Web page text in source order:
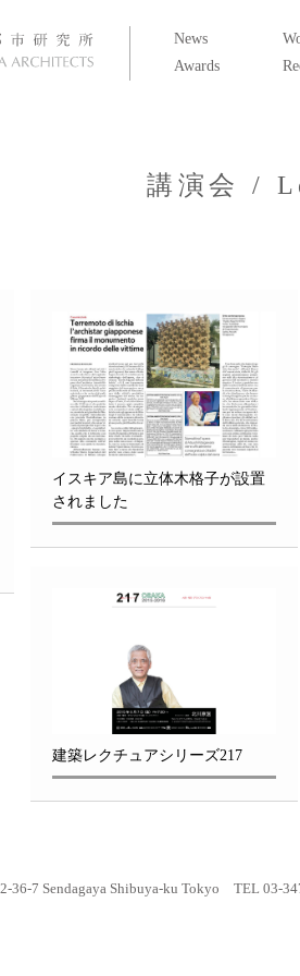
News
Awards
講演会 /
イスキア島に立体木格子が設置
されました
建築レクチュアシリーズ217
2-36-7 Sendagaya Shibuya-ku Tokyo TEL 03-